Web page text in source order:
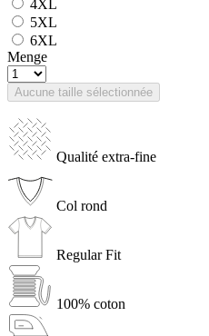
4XL
5XL
6XL
Menge
Aucune taille sélectionnée
Qualité extra-fine
Col rond
Regular Fit
100% coton